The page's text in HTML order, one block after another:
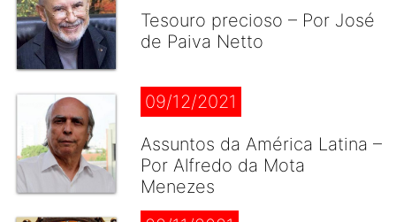
Tesouro precioso – Por José
de Paiva Netto
09/12/2021
Assuntos da América Latina –
Por Alfredo da Mota
Menezes